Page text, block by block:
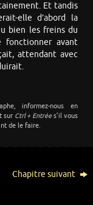
Et tandis
elle d’abord la
bien les freins du
fonctionner avant
attendant avec
informez-nous en
sur Ctrl + Entrées’il vous
de le faire.
Chapitre suivant